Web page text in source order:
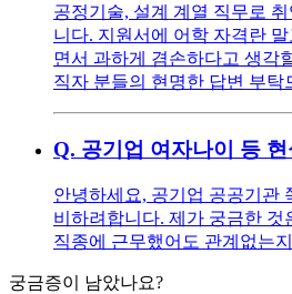
공정기술, 설계 계열 직무로
니다. 지원서에 어학 자격란
면서 과하게 겸손하다고 생각
직자 분들의 현명한 답변 부탁
Q. 공기업 여자나이 등
안녕하세요, 공기업 공공기관
비하려합니다. 제가 궁금한
직종에 근무했어도 관계없는
궁금증이 남았나요?